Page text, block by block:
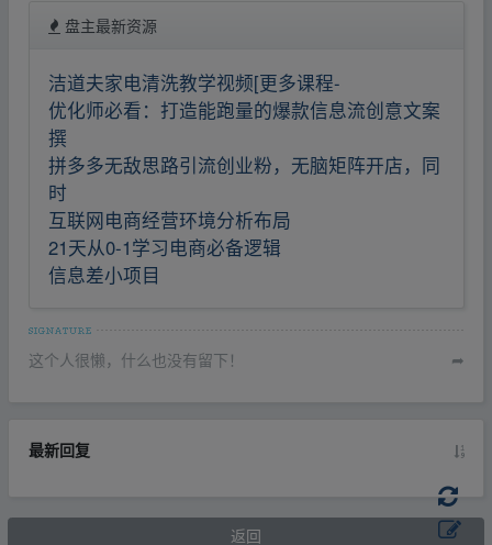
盘主最新资源
洁道夫家电清洗教学视频[更多课程-
优化师必看：打造能跑量的爆款信息流创意文案
撰
拼多多无敌思路引流创业粉，无脑矩阵开店，同
时
互联网电商经营环境分析布局
21天从0-1学习电商必备逻辑
信息差小项目
这个人很懒，什么也没有留下！ ➦
最新回复
返回